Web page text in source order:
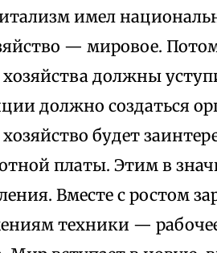
имел
— мировое.
хозяйства должны
должно создаться
будет
пла­ты. Этим в
Вместе с ростом
техники —